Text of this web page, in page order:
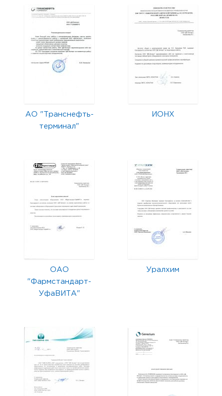
АО "Транснефть-
терминал"
ИОНХ
ОАО
"Фармстандарт-
УфаВИТА"
Уралхим